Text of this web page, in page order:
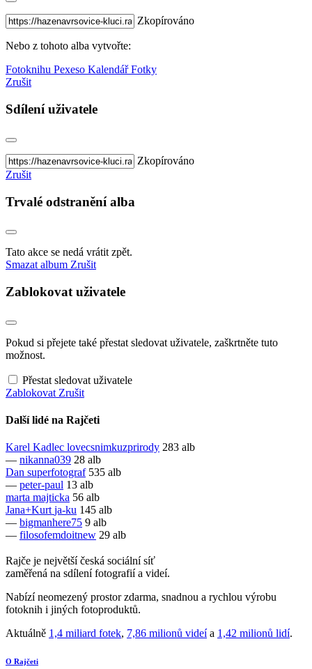
Zkopírováno
Nebo z tohoto alba vytvořte:
Fotoknihu Pexeso KalendářFotky
Zrušit
Sdílení uživatele
Zkopírováno
Zrušit
Trvalé odstranění alba
Tato akce se nedá vrátit zpět.
Smazat album Zrušit
Zablokovat uživatele
Pokud si přejete také přestat sledovat uživatele, zaškrtněte tuto
možnost.
Přestat sledovat uživatele
Zablokovat Zrušit
Další lidé na Rajčeti
Karel Kadlec lovecsnimkuzprirody 283 alb
— nikanna039 28 alb
Dan superfotograf 535 alb
— peter-paul 13 alb
marta majticka 56 alb
Jana+Kurt ja-ku 145 alb
— bigmanhere75 9 alb
— filosofemdoitnew 29 alb
Rajče je největší česká sociální síť
zaměřená na sdílení fotografií a videí.
Nabízí neomezený prostor zdarma, snadnou a rychlou výrobu
fotoknih i jiných fotoproduktů.
Aktuálně 1,4 miliard fotek, 7,86 milionů videía 1,42 milionů lidí.
O Rajčeti